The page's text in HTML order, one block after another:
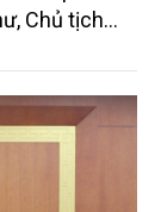
Chủ tịch
trân trọng
chí Tổng